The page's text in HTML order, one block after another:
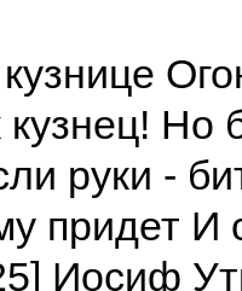
кузнец! Но
руки -
придет И
Иосиф